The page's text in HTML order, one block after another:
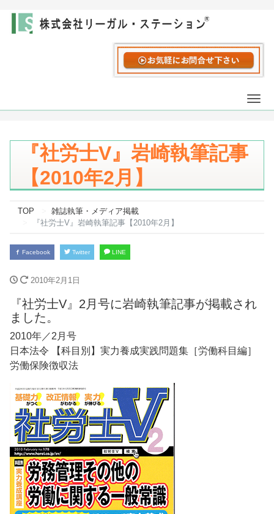
『社労士V』岩崎執筆記事
【2010年2月】
TOP
雑誌執筆・メディア掲載
『社労士V』岩崎執筆記事【2010年2月】
Facebook Twitter LINE
2010年2月1日
『社労士V』2月号に岩崎執筆記事が掲載され
ました。
2010年／2月号
日本法令 【科目別】実力養成実践問題集［労働科目編］
労働保険徴収法